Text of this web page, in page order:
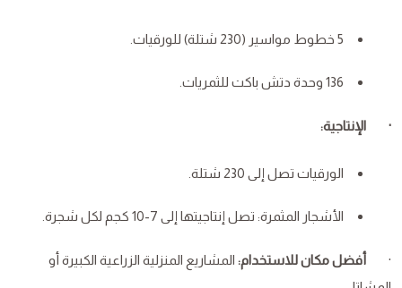
5 خطوط مواسير (230 شتلة) للورقيات.
136 وحدة دتش باكت للثمريات.
· الإنتاجية:
الورقيات تصل إلى 230 شتلة.
الأشجار المثمرة: تصل إنتاجيتها إلى 7-10 كجم لكل شجرة.
· أفضل مكان للاستخدام: المشاريع المنزلية الزراعية الكبيرة أو